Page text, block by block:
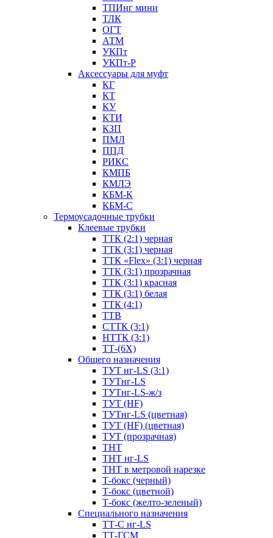
ТПИнг мини
ТЛК
ОГТ
АТМ
УКПт
УКПт-Р
Аксессуары для муфт
КГ
КТ
КУ
КТИ
КЗП
ПМЛ
ППД
РИКС
КМПБ
КМЛЭ
КБМ-К
КБМ-С
Термоусадочные трубки
Клеевые трубки
ТТК (2:1) черная
ТТК (3:1) черная
ТТК «Flex» (3:1) черная
ТТК (3:1) прозрачная
ТТК (3:1) красная
ТТК (3:1) белая
ТТК (4:1)
ТТВ
СТТК (3:1)
НТТК (3:1)
ТТ-(6Х)
Общего назначения
ТУТ нг-LS (3:1)
ТУТнг-LS
ТУТнг-LS-ж/з
ТУТ (HF)
ТУТнг-LS (цветная)
ТУТ (HF) (цветная)
ТУТ (прозрачная)
ТНТ
ТНТ нг-LS
ТНТ в метровой нарезке
Т-бокс (черный)
Т-бокс (цветной)
Т-бокс (желто-зеленый)
Специального назначения
ТТ-С нг-LS
ТТ-ГСМ